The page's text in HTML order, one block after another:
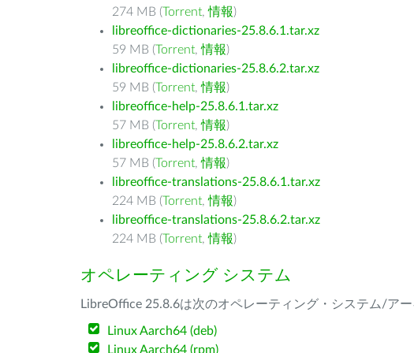
274 MB (Torrent,情報)
libreoffice-dictionaries-25.8.6.1.tar.xz
59 MB (Torrent,情報)
libreoffice-dictionaries-25.8.6.2.tar.xz
59 MB (Torrent,情報)
libreoffice-help-25.8.6.1.tar.xz
57 MB (Torrent,情報)
libreoffice-help-25.8.6.2.tar.xz
57 MB (Torrent,情報)
libreoffice-translations-25.8.6.1.tar.xz
224 MB (Torrent,情報)
libreoffice-translations-25.8.6.2.tar.xz
224 MB (Torrent,情報)
オペレーティング システム
LibreOffice 25.8.6は次のオペレーティング・システム/ア
Linux Aarch64 (deb)
Linux Aarch64 (rpm)